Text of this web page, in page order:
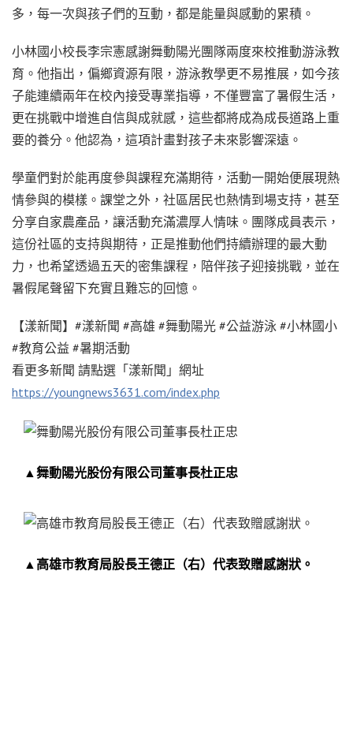
多，每一次與孩子們的互動，都是能量與感動的累積。
小林國小校長李宗憲感謝舞動陽光團隊兩度來校推動游泳教
育。他指出，偏鄉資源有限，游泳教學更不易推展，如今孩
子能連續兩年在校內接受專業指導，不僅豐富了暑假生活，
更在挑戰中增進自信與成就感，這些都將成為成長道路上重
要的養分。他認為，這項計畫對孩子未來影響深遠。
學童們對於能再度參與課程充滿期待，活動一開始便展現熱
情參與的模樣。課堂之外，社區居民也熱情到場支持，甚至
分享自家農產品，讓活動充滿濃厚人情味。團隊成員表示，
這份社區的支持與期待，正是推動他們持續辦理的最大動
力，也希望透過五天的密集課程，陪伴孩子迎接挑戰，並在
暑假尾聲留下充實且難忘的回憶。
【漾新聞】#漾新聞 #高雄 #舞動陽光 #公益游泳 #小林國小
#教育公益 #暑期活動
看更多新聞 請點選「漾新聞」網址
https://youngnews3631.com/index.php
▲舞動陽光股份有限公司董事長杜正忠
▲高雄市教育局股長王德正（右）代表致贈感謝狀。